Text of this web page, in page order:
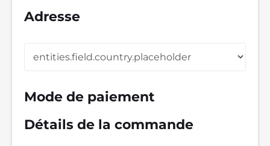
Adresse
Mode de paiement
Détails de la commande